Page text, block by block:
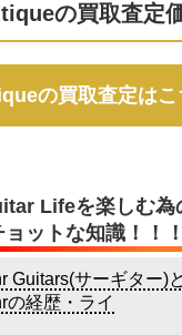
の買取査定
の買取査定はこ
Lifeを楽しむ為
ョットな知識！！！
Guitars(サーギター)
の経歴・ライ